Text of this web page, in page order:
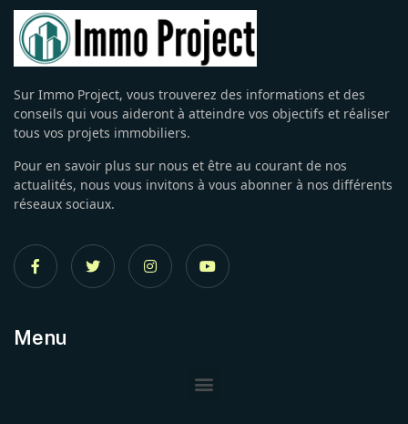
Sur Immo Project, vous trouverez des informations et des
conseils qui vous aideront à atteindre vos objectifs et réaliser
tous vos projets immobiliers.
Pour en savoir plus sur nous et être au courant de nos
actualités, nous vous invitons à vous abonner à nos différents
réseaux sociaux.
Menu